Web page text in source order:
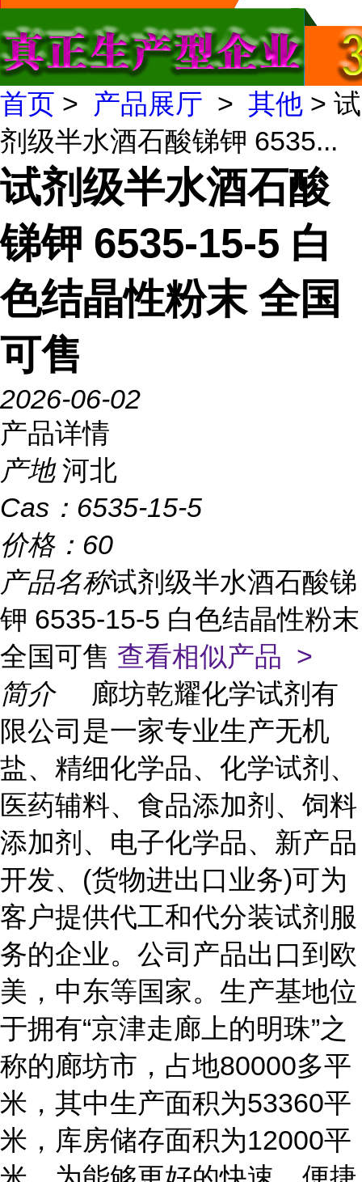
首页 > 产品展厅 > 其他 > 试
剂级半水酒石酸锑钾 6535...
试剂级半水酒石酸
锑钾 6535-15-5 白
色结晶性粉末 全国
可售
2026-06-02
产品详情
产地 河北
Cas： 6535-15-5
价格： 60
产品名称试剂级半水酒石酸锑
钾 6535-15-5 白色结晶性粉末
全国可售 查看相似产品 >
简介
廊坊乾耀化学试剂有
限公司是一家专业生产无机
盐、精细化学品、化学试剂、
医药辅料、食品添加剂、饲料
添加剂、电子化学品、新产品
开发、(货物进出口业务)可为
客户提供代工和代分装试剂服
务的企业。公司产品出口到欧
美，中东等国家。生产基地位
于拥有“京津走廊上的明珠”之
称的廊坊市，占地80000多平
米，其中生产面积为53360平
米，库房储存面积为12000平